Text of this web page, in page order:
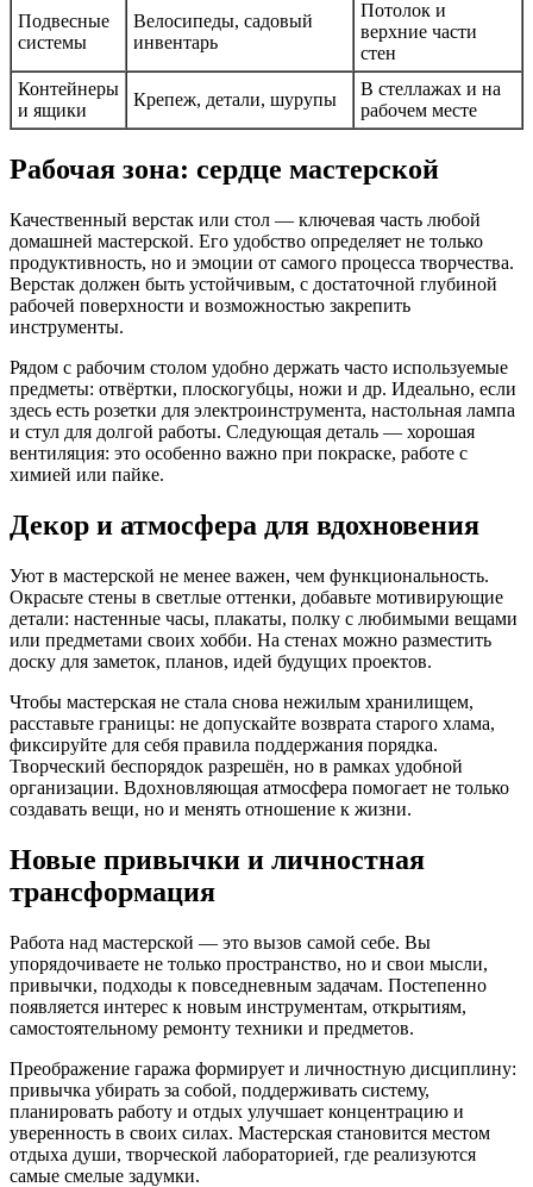
Подвесные
системы
Велосипеды, садовый
инвентарь
Потолок и
верхние части
стен
Контейнеры
и ящики
Крепеж, детали, шурупы
В стеллажах и на
рабочем месте
Рабочая зона: сердце мастерской
Качественный верстак или стол — ключевая часть любой
домашней мастерской. Его удобство определяет не только
продуктивность, но и эмоции от самого процесса творчества.
Верстак должен быть устойчивым, с достаточной глубиной
рабочей поверхности и возможностью закрепить
инструменты.
Рядом с рабочим столом удобно держать часто используемые
предметы: отвёртки, плоскогубцы, ножи и др. Идеально, если
здесь есть розетки для электроинструмента, настольная лампа
и стул для долгой работы. Следующая деталь — хорошая
вентиляция: это особенно важно при покраске, работе с
химией или пайке.
Декор и атмосфера для вдохновения
Уют в мастерской не менее важен, чем функциональность.
Окрасьте стены в светлые оттенки, добавьте мотивирующие
детали: настенные часы, плакаты, полку с любимыми вещами
или предметами своих хобби. На стенах можно разместить
доску для заметок, планов, идей будущих проектов.
Чтобы мастерская не стала снова нежилым хранилищем,
расставьте границы: не допускайте возврата старого хлама,
фиксируйте для себя правила поддержания порядка.
Творческий беспорядок разрешён, но в рамках удобной
организации. Вдохновляющая атмосфера помогает не только
создавать вещи, но и менять отношение к жизни.
Новые привычки и личностная
трансформация
Работа над мастерской — это вызов самой себе. Вы
упорядочиваете не только пространство, но и свои мысли,
привычки, подходы к повседневным задачам. Постепенно
появляется интерес к новым инструментам, открытиям,
самостоятельному ремонту техники и предметов.
Преображение гаража формирует и личностную дисциплину:
привычка убирать за собой, поддерживать систему,
планировать работу и отдых улучшает концентрацию и
уверенность в своих силах. Мастерская становится местом
отдыха души, творческой лабораторией, где реализуются
самые смелые задумки.